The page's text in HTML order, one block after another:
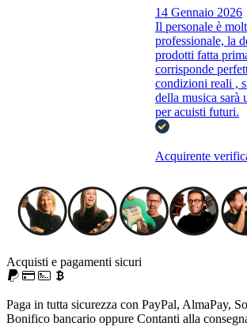
14 Gennaio 2026
Il personale è
professionale, la
prodotti fatta
corrisponde
condizioni reali ,
della musica sarà
per acuisti futuri.
Acquirente
Acquisti e pagamenti sicuri
Paga in tutta sicurezza con PayPal, AlmaPay,
Bonifico bancario oppure Contanti alla